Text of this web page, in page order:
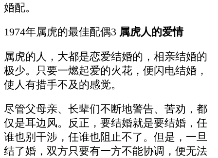
婚配。
1974年属虎的最佳配偶3 属虎人的爱情
属虎的人，大都是恋爱结婚的，相亲结婚的
极少。只要一燃起爱的火花，便闪电结婚，
使人有措手不及的感觉。
尽管父母亲、长辈们不断地警告、苦劝，都
仅是耳边风。反正，要结婚就是要结婚，任
谁也别干涉，任谁也阻止不了。但是，一旦
结了婚，双方只要有一方不能协调，便无法